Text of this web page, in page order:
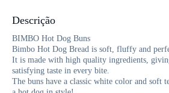
Descrição
BIMBO Hot Dog Buns
Bimbo Hot Dog Bread is soft, fluffy and
It is made with high quality ingredients,
satisfying taste in every bite.
The buns have a classic white color and soft